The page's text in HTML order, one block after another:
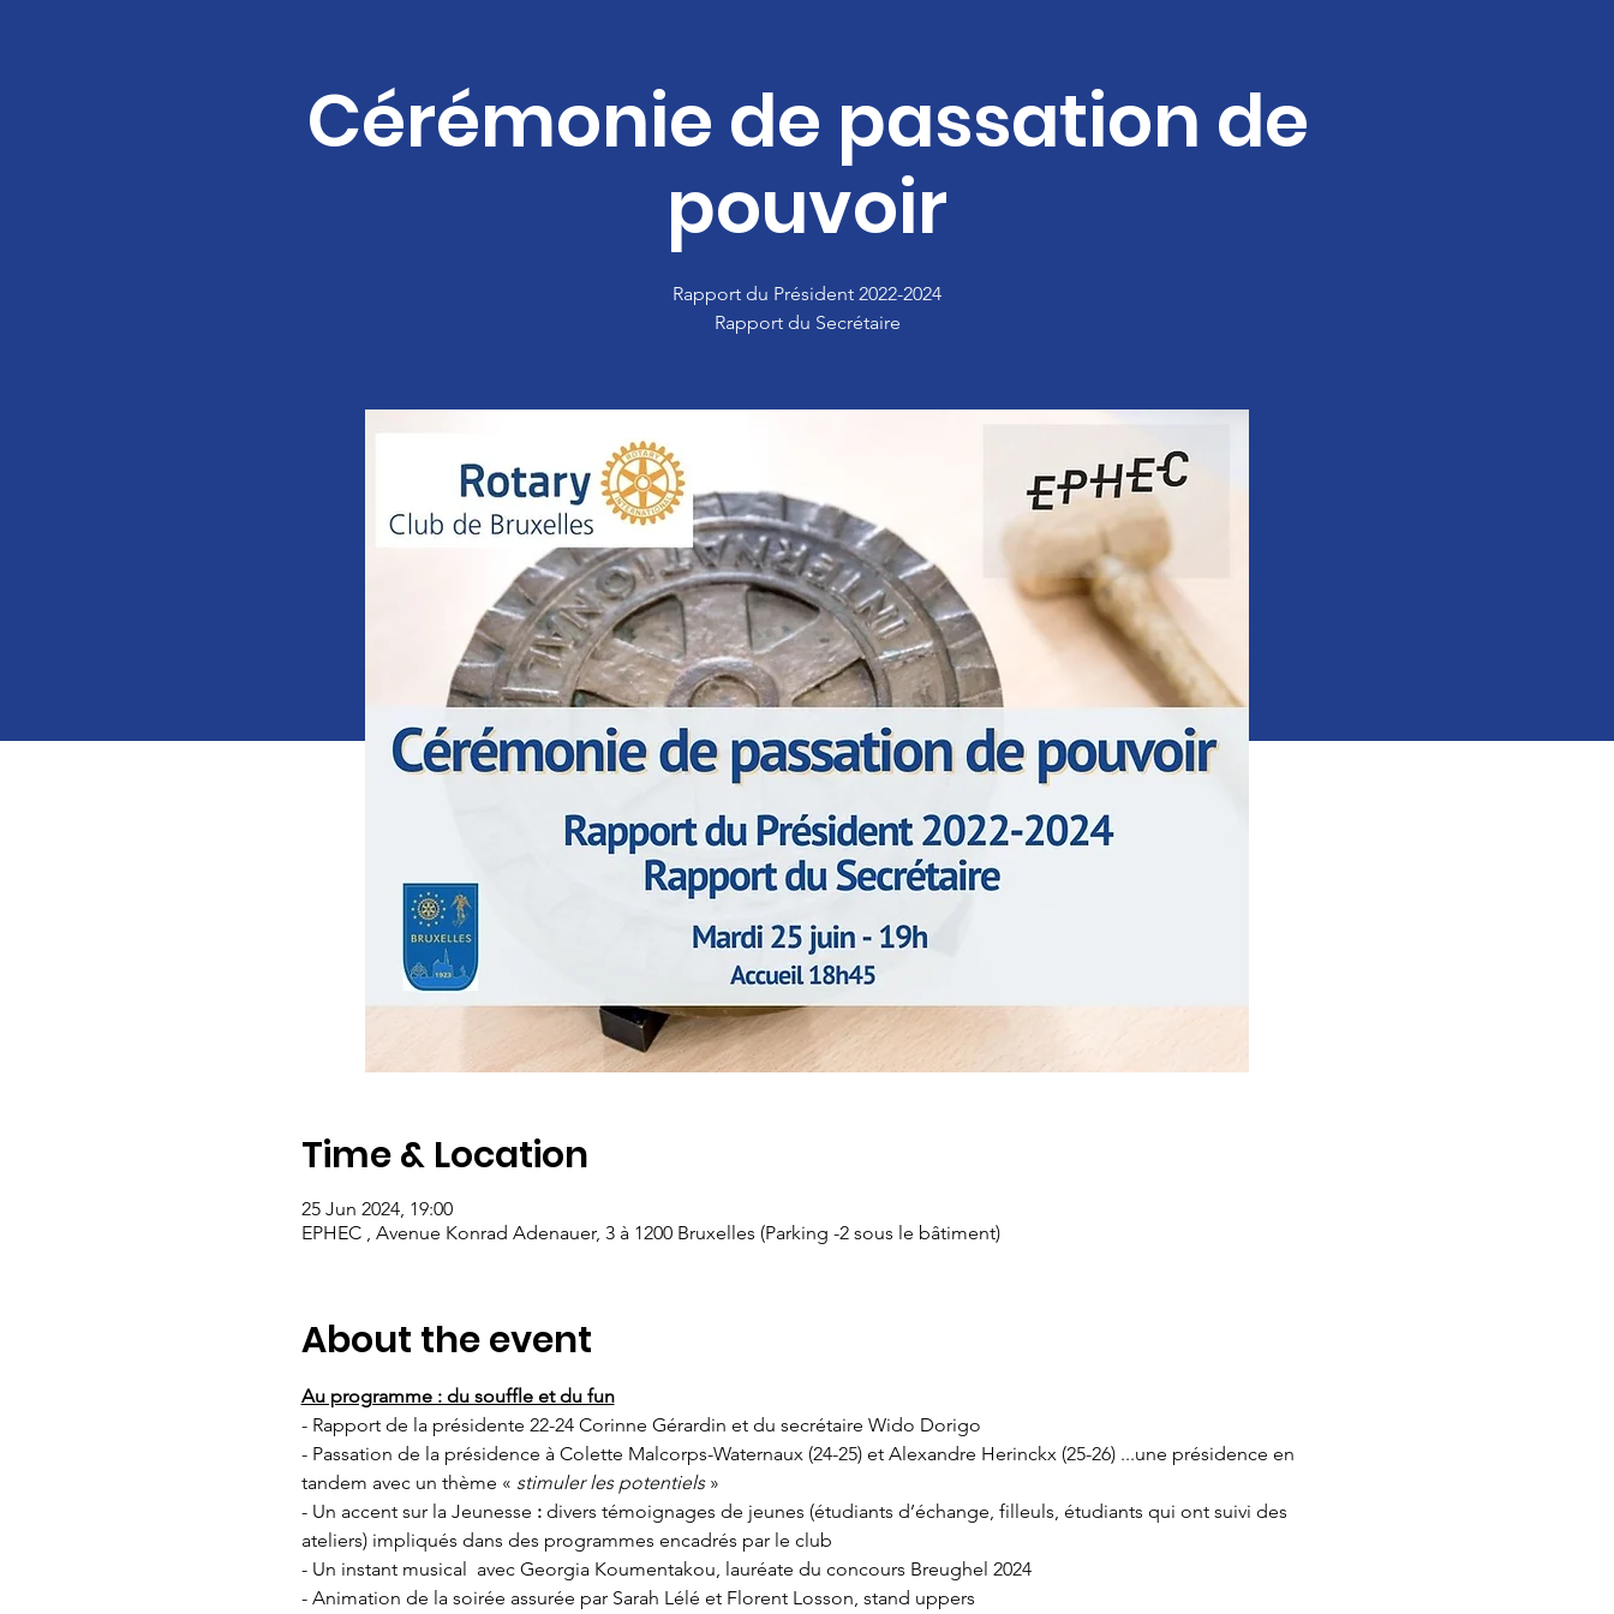
Cérémonie de passation de
pouvoir
Rapport du Président 2022-2024
Rapport du Secrétaire
Time & Location
25 Jun 2024, 19:00
EPHEC , Avenue Konrad Adenauer, 3 à 1200 Bruxelles (Parking -2 sous le bâtiment)
About the event
Au programme : du souffle et du fun
- Rapport de la présidente 22-24 Corinne Gérardin et du secrétaire Wido Dorigo
- Passation de la présidence à Colette Malcorps-Waternaux (24-25) et Alexandre Herinckx (25-26) ...une présidence en
tandem avec un thème « stimuler les potentiels »
- Un accent sur la Jeunesse : divers témoignages de jeunes (étudiants d’échange, filleuls, étudiants qui ont suivi des
ateliers) impliqués dans des programmes encadrés par le club
- Un instant musical  avec Georgia Koumentakou, lauréate du concours Breughel 2024
- Animation de la soirée assurée par Sarah Lélé et Florent Losson, stand uppers